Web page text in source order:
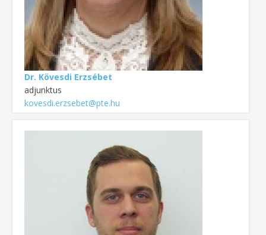
Dr. Kövesdi Erzsébet
adjunktus
kovesdi.erzsebet@pte.hu